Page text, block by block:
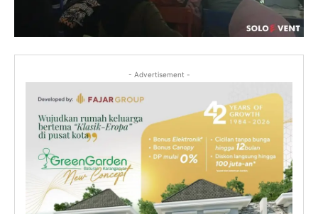
- Advertisement -